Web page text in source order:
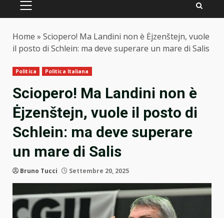
PRIMARY
Home » Sciopero! Ma Landini non è Ėjzenštejn, vuole
il posto di Schlein: ma deve superare un mare di Salis
Politica Politica Italiana
Sciopero! Ma Landini non è
Ėjzenštejn, vuole il posto di
Schlein: ma deve superare
un mare di Salis
Bruno Tucci Settembre 20, 2025